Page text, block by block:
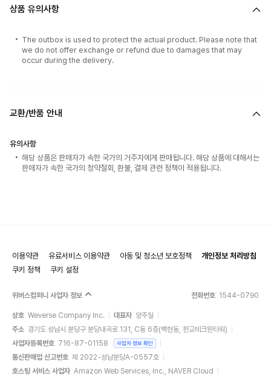
상품 유의사항
The outbox is used to protect the actual product. Please note that
we do not offer exchange or refund due to damages that may
occur during the delivery.
교환/반품 안내
유의사항
해당 상품은 판매자가 속한 국가의 거주자에게 판매됩니다. 해당 상품에 대해서는
판매자가 속한 국가의 청약철회, 환불, 결제 관련 정책이 적용됩니다.
이용약관 유료서비스 이용약관 아동 및 청소년 보호정책
개인정보 처리방침
쿠키 정책
쿠키 설정
위버스컴퍼니 사업자 정보 전화번호 1544-0790
상호 Weverse Company Inc. 대표자 양주일
주소 경기도 성남시 분당구 분당내곡로 131, C동 6층(백현동, 판교테크원타워)
사업자등록번호 716-87-01158 사업자 정보 확인
통신판매업 신고번호 제 2022-성남분당A-0557호
호스팅 서비스 사업자 Amazon Web Services, Inc., NAVER Cloud